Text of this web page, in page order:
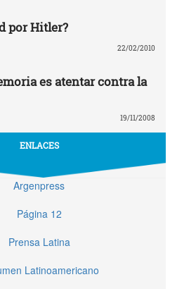
por Hitler?
22/02/2010
es atentar contra la
19/11/2008
ENLACES
Argenpress
Página 12
Prensa Latina
Latinoamericano